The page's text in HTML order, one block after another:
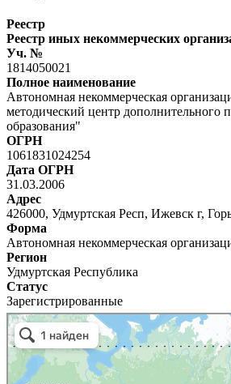
Реестр
Реестр иных некоммерческих
Уч. №
1814050021
Полное наименование
Автономная некоммерческая
методический центр дополнительного
образования"
ОГРН
1061831024254
Дата ОГРН
31.03.2006
Адрес
426000, Удмуртская Респ, Ижевск г,
Форма
Автономная некоммерческая
Регион
Удмуртская Республика
Статус
Зарегистрированные